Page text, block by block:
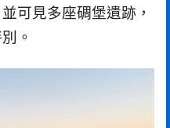
可見多座碉堡遺跡，
。